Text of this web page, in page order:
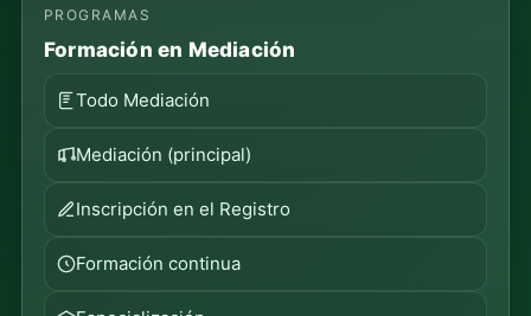
PROGRAMAS
Formación en Mediación
Todo Mediación
Mediación (principal)
Inscripción en el Registro
Formación continua